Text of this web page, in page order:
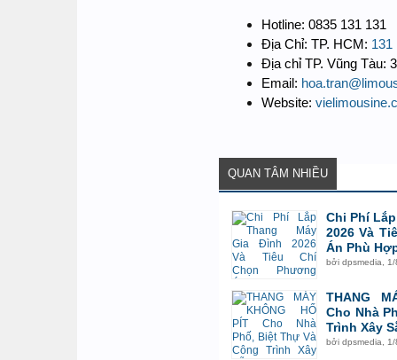
Hotline: 0835 131 131
Địa Chỉ: TP. HCM: 131
Địa chỉ TP. Vũng Tàu:
Email:
Website:
QUAN TÂM NHIỀU
Chi Phí
2026 Và
Án Phù
bởi dpsmedia
THANG
Cho Nhà
Trình Xây
bởi dpsmedia